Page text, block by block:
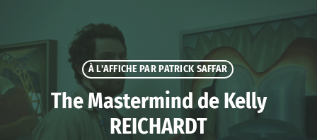
À L'AFFICHE PAR PATRICK SAFFAR
The Mastermind de Kelly
REICHARDT